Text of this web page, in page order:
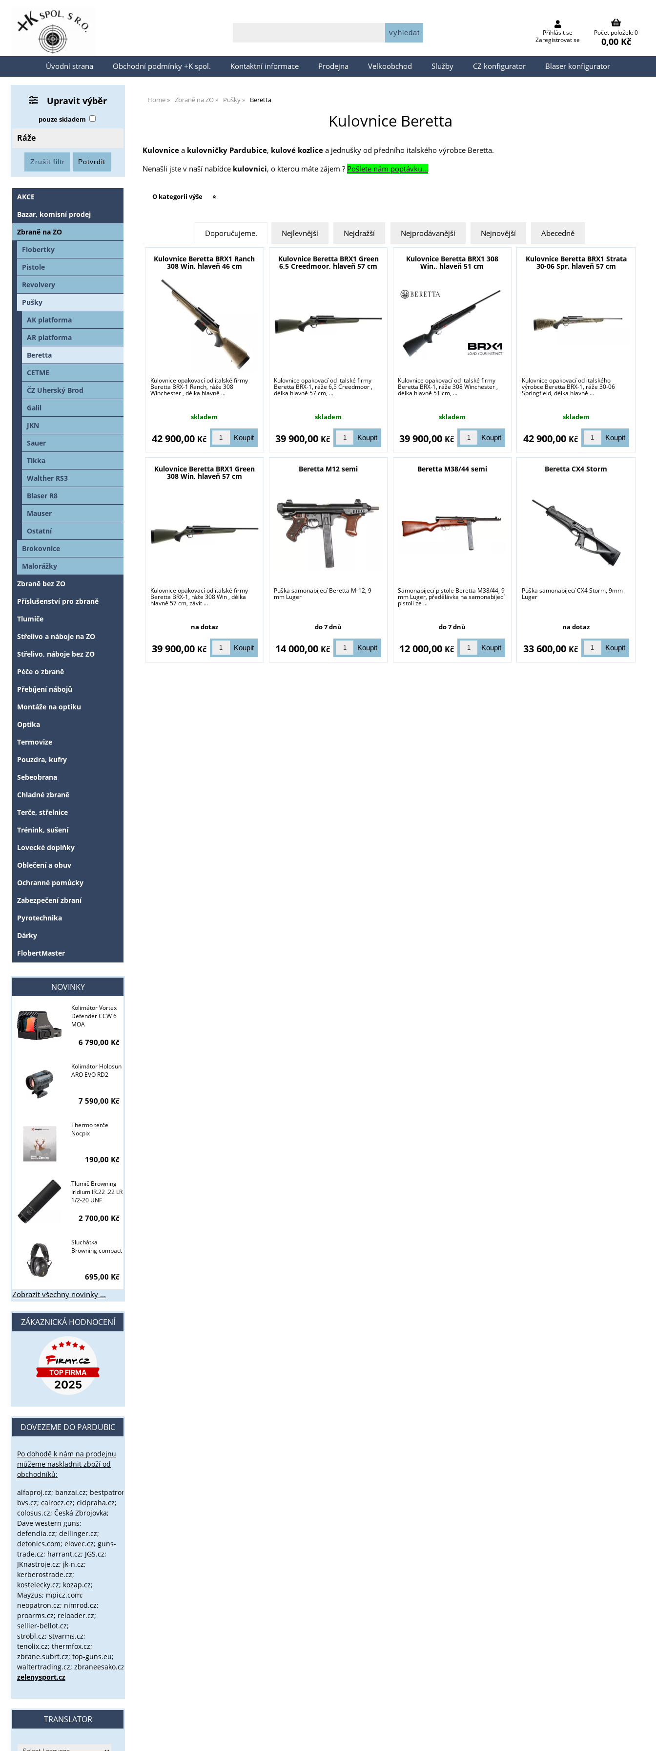
Přihlásit se
Přihlásit se
Zaregistrovat se
Počet položek: 0
0,00 Kč
Úvodní strana Obchodní podmínky +K spol. Kontaktní informace Prodejna Velkoobchod Služby CZ konfigurator Blaser konfigurator
Home Zbraně na ZO Pušky Beretta
Kulovnice Beretta
Kulovnicea kulovničky Pardubice, kulové kozlicea jednušky od předního italského výrobce Beretta.
Nenašli jste v naší nabídce kulovnici, o kterou máte zájem ? Pošlete nám poptávku...
O kategorii výše
Doporučujeme. Nejlevnější Nejdražší Nejprodávanější Nejnovější Abecedně
Kulovnice Beretta BRX1 Ranch
308 Win, hlaveň 46 cm
Kulovnice opakovací od italské firmy
Beretta BRX-1 Ranch, ráže 308
Winchester , délka hlavně ...
skladem
42 900,00 Kč
Kulovnice Beretta BRX1 Green
6,5 Creedmoor, hlaveň 57 cm
Kulovnice opakovací od italské firmy
Beretta BRX-1, ráže 6,5 Creedmoor ,
délka hlavně 57 cm, ...
skladem
39 900,00 Kč
Kulovnice Beretta BRX1 308
Win., hlaveň 51 cm
Kulovnice opakovací od italské firmy
Beretta BRX-1, ráže 308 Winchester ,
délka hlavně 51 cm, ...
skladem
39 900,00 Kč
Kulovnice Beretta BRX1 Strata
30-06 Spr. hlaveň 57 cm
Kulovnice opakovací od italského
výrobce Beretta BRX-1, ráže 30-06
Springfield, délka hlavně ...
skladem
42 900,00 Kč
Kulovnice Beretta BRX1 Green
308 Win, hlaveň 57 cm
Kulovnice opakovací od italské firmy
Beretta BRX-1, ráže 308 Win , délka
hlavně 57 cm, závit ...
na dotaz
39 900,00 Kč
Beretta M12 semi
Puška samonabíjecí Beretta M-12, 9
mm Luger
do 7 dnů
14 000,00 Kč
Beretta M38/44 semi
Samonabíjecí pistole Beretta M38/44, 9
mm Luger, předělávka na samonabíjecí
pistoli ze ...
do 7 dnů
12 000,00 Kč
Beretta CX4 Storm
Puška samonabíjecí CX4 Storm, 9mm
Luger
na dotaz
33 600,00 Kč
Upravit výběr
pouze skladem
Ráže
AKCE
Bazar, komisní prodej
Zbraně na ZO
Flobertky
Pistole
Revolvery
Pušky
AK platforma
AR platforma
Beretta
CETME
ČZ Uherský Brod
Galil
JKN
Sauer
Tikka
Walther RS3
Blaser R8
Mauser
Ostatní
Brokovnice
Malorážky
Zbraně bez ZO
Příslušenství pro zbraně
Tlumiče
Střelivo a náboje na ZO
Střelivo, náboje bez ZO
Péče o zbraně
Přebíjení nábojů
Montáže na optiku
Optika
Termovize
Pouzdra, kufry
Sebeobrana
Chladné zbraně
Terče, střelnice
Trénink, sušení
Lovecké doplňky
Oblečení a obuv
Ochranné pomůcky
Zabezpečení zbraní
Pyrotechnika
Dárky
FlobertMaster
NOVINKY
Kolimátor Vortex
Defender CCW 6
MOA
6 790,00 Kč
Kolimátor Holosun
ARO EVO RD2
7 590,00 Kč
Thermo terče
Nocpix
190,00 Kč
Tlumič Browning
Iridium IR.22 .22 LR
1/2-20 UNF
2 700,00 Kč
Sluchátka
Browning compact
695,00 Kč
Zobrazit všechny novinky ...
ZÁKAZNICKÁ HODNOCENÍ
DOVEZEME DO PARDUBIC
Po dohodě k nám na prodejnu
můžeme naskladnit zboží od
obchodníků:
alfaproj.cz; banzai.cz; bestpatron.eu;
bvs.cz; cairocz.cz; cidpraha.cz;
colosus.cz; Česká Zbrojovka;
Dave western guns;
defendia.cz; dellinger.cz;
detonics.com; elovec.cz; guns-
trade.cz; harrant.cz; JGS.cz;
JKnastroje.cz; jk-n.cz;
kerberostrade.cz;
kostelecky.cz; kozap.cz;
Mayzus; mpicz.com;
neopatron.cz; nimrod.cz;
proarms.cz; reloader.cz;
sellier-bellot.cz;
strobl.cz; stvarms.cz;
tenolix.cz; thermfox.cz;
zbrane.subrt.cz; top-guns.eu;
waltertrading.cz; zbraneesako.cz;
zelenysport.cz
TRANSLATOR